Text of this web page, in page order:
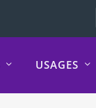
USAGES